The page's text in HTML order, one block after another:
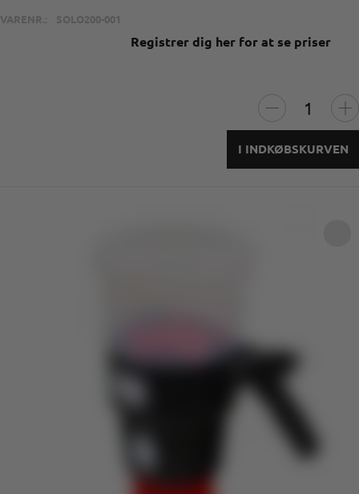
VARENR.: SOLO200-001
Registrer dig her for at se priser
I INDKØBSKURVEN